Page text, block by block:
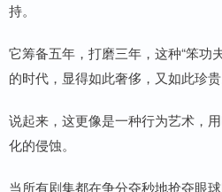
持。
它筹备五年，打磨三年，这种“笨功
的时代，显得如此奢侈，又如此珍贵
说起来，这更像是一种行为艺术，
化的侵蚀。
当所有剧集都在争分夺秒地抢夺眼